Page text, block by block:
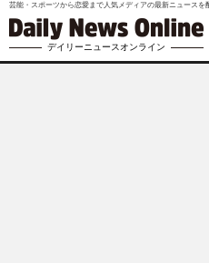
芸能・スポーツから恋愛まで人気メディアの最新ニュースを
デイリーニュースオンライン